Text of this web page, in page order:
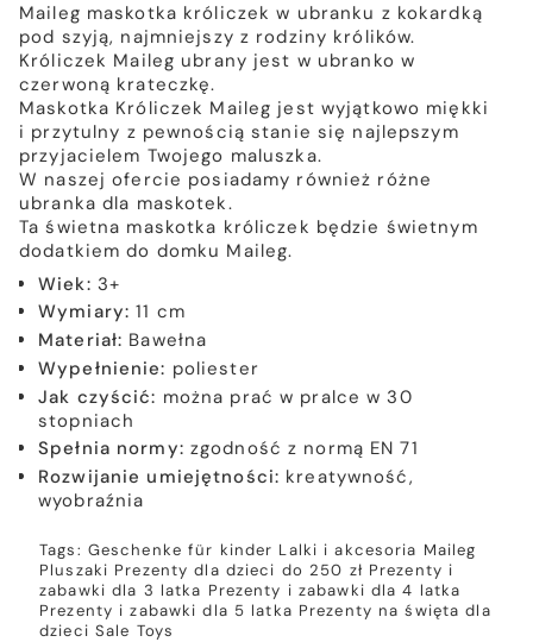
Maileg maskotka króliczek w ubranku z kokardką
pod szyją, najmniejszy z rodziny królików.
Króliczek Maileg ubrany jest w ubranko w
czerwoną krateczkę.
Maskotka Króliczek Maileg jest wyjątkowo miękki
i przytulny z pewnością stanie się najlepszym
przyjacielem Twojego maluszka.
W naszej ofercie posiadamy również różne
ubranka dla maskotek.
Ta świetna maskotka króliczek będzie świetnym
dodatkiem do domku Maileg.
Wiek: 3+
Wymiary: 11 cm
Materiał: Bawełna
Wypełnienie: poliester
Jak czyścić: można prać w pralce w 30
stopniach
Spełnia normy: zgodność z normą EN 71
Rozwijanie umiejętności: kreatywność,
wyobraźnia
Tags: Geschenke für kinder Lalki i akcesoria Maileg
Pluszaki Prezenty dla dzieci do 250 zł Prezenty i
zabawki dla 3 latka Prezenty i zabawki dla 4 latka
Prezenty i zabawki dla 5 latka Prezenty na święta dla
dzieci Sale Toys